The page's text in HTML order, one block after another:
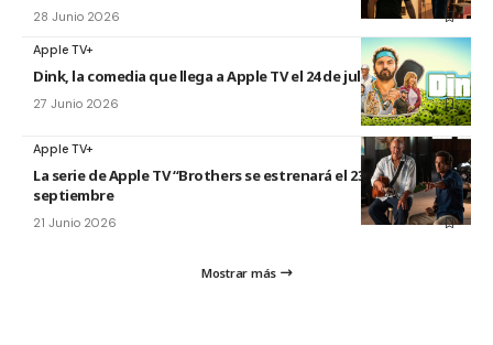
28 Junio 2026
Apple TV+
Dink, la comedia que llega a Apple TV el 24 de julio
27 Junio 2026
Apple TV+
La serie de Apple TV “Brothers se estrenará el 23 de
septiembre
21 Junio 2026
Mostrar más